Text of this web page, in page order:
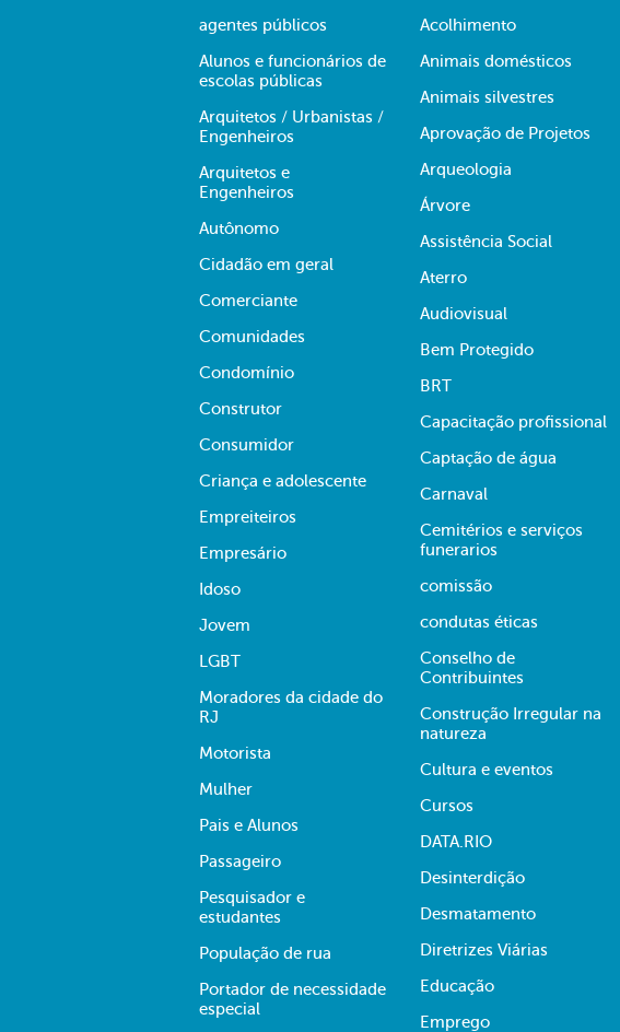
agentes públicos
Alunos e funcionários de
escolas públicas
Arquitetos / Urbanistas /
Engenheiros
Arquitetos e
Engenheiros
Autônomo
Cidadão em geral
Comerciante
Comunidades
Condomínio
Construtor
Consumidor
Criança e adolescente
Empreiteiros
Empresário
Idoso
Jovem
LGBT
Moradores da cidade do
RJ
Motorista
Mulher
Pais e Alunos
Passageiro
Pesquisador e
estudantes
População de rua
Portador de necessidade
especial
Acolhimento
Animais domésticos
Animais silvestres
Aprovação de Projetos
Arqueologia
Árvore
Assistência Social
Aterro
Audiovisual
Bem Protegido
BRT
Capacitação profissional
Captação de água
Carnaval
Cemitérios e serviços
funerarios
comissão
condutas éticas
Conselho de
Contribuintes
Construção Irregular na
natureza
Cultura e eventos
Cursos
DATA.RIO
Desinterdição
Desmatamento
Diretrizes Viárias
Educação
Emprego